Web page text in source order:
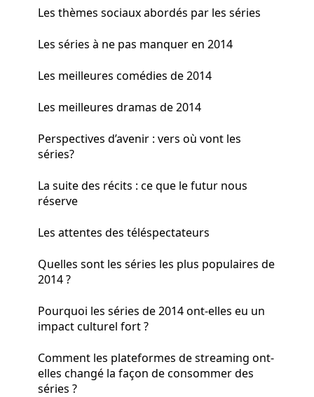
Les thèmes sociaux abordés par les séries
Les séries à ne pas manquer en 2014
Les meilleures comédies de 2014
Les meilleures dramas de 2014
Perspectives d’avenir : vers où vont les
séries?
La suite des récits : ce que le futur nous
réserve
Les attentes des téléspectateurs
Quelles sont les séries les plus populaires de
2014 ?
Pourquoi les séries de 2014 ont-elles eu un
impact culturel fort ?
Comment les plateformes de streaming ont-
elles changé la façon de consommer des
séries ?